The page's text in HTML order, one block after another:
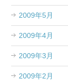
2009年5月
2009年4月
2009年3月
2009年2月